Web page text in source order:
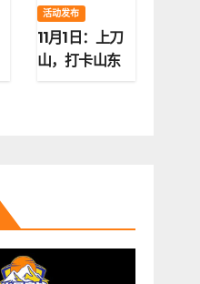
活动发布
11月1日：上刀
山，打卡山东